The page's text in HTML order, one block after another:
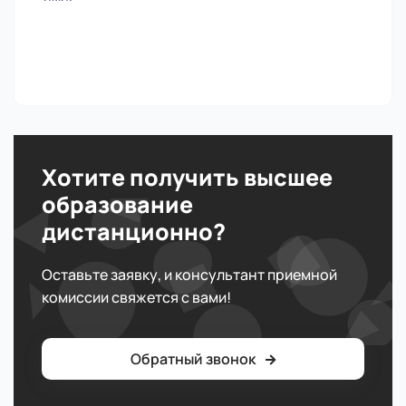
Хотите получить высшее
образование
дистанционно?
Оставьте заявку, и консультант приемной
комиссии свяжется с вами!
Обратный звонок